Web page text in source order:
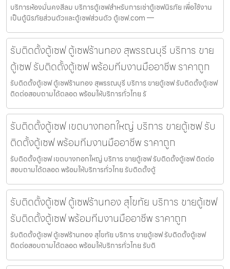
บริการห้องมั่นคงสีลม บริการตู้เซฟสำหรับการเช่าตู้เซฟนิรภัย เพื่อใช้งาน
เป็นตู้นิรภัยส่วนตัวและตู้เซฟส่วนตัว ตู้เซฟ.com —
รับติดตั้งตู้เซฟ ตู้เซฟร้านทอง สุพรรณบุรี บริการ ขาย
ตู้เซฟ รับติดตั้งตู้เซฟ พร้อมทีมงานมืออาชีพ ราคาถูก
รับติดตั้งตู้เซฟ ตู้เซฟร้านทอง สุพรรณบุรี บริการ ขายตู้เซฟ รับติดตั้งตู้เซฟ
ติดต่อสอบถามได้ตลอด พร้อมให้บริการทั่วไทย รั
รับติดตั้งตู้เซฟ เขตบางกอกใหญ่ บริการ ขายตู้เซฟ รับ
ติดตั้งตู้เซฟ พร้อมทีมงานมืออาชีพ ราคาถูก
รับติดตั้งตู้เซฟ เขตบางกอกใหญ่ บริการ ขายตู้เซฟ รับติดตั้งตู้เซฟ ติดต่อ
สอบถามได้ตลอด พร้อมให้บริการทั่วไทย รับติดตั้งตู้
รับติดตั้งตู้เซฟ ตู้เซฟร้านทอง สุโขทัย บริการ ขายตู้เซฟ
รับติดตั้งตู้เซฟ พร้อมทีมงานมืออาชีพ ราคาถูก
รับติดตั้งตู้เซฟ ตู้เซฟร้านทอง สุโขทัย บริการ ขายตู้เซฟ รับติดตั้งตู้เซฟ
ติดต่อสอบถามได้ตลอด พร้อมให้บริการทั่วไทย รับติ